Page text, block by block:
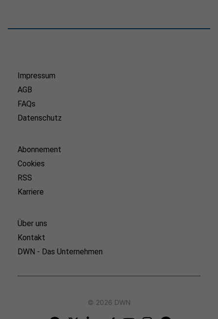
Impressum
AGB
FAQs
Datenschutz
Abonnement
Cookies
RSS
Karriere
Über uns
Kontakt
DWN - Das Unternehmen
© 2026 DWN